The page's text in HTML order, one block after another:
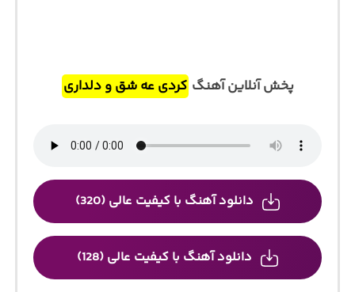
پخش آنلاین آهنگ کردی عه شق و دلداری
دانلود آهنگ با کیفیت عالی (320)
دانلود آهنگ با کیفیت عالی (128)